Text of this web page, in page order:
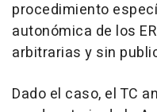
procedimiento
autonómica de los
arbitrarias y sin
Dado el caso, el TC